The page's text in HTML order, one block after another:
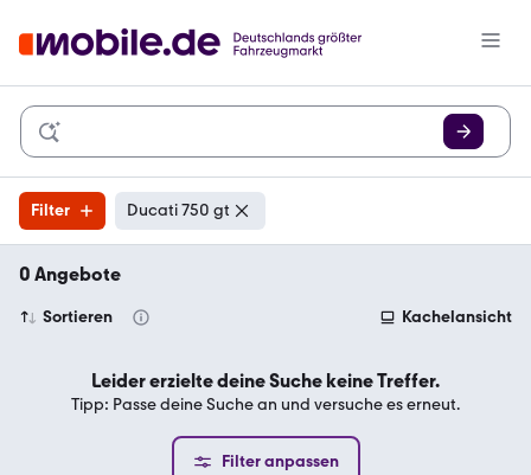
Filter Ducati 750 gt
0 Angebote
Sortieren Kachelansicht
Leider erzielte deine Suche keine Treffer.
Tipp: Passe deine Suche an und versuche es erneut.
Filter anpassen